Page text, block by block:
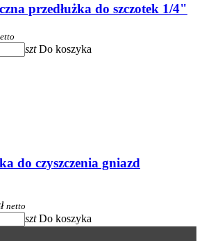
przedłużka do szczotek 1/4"
szt Do koszyka
do czyszczenia gniazd
netto
szt Do koszyka